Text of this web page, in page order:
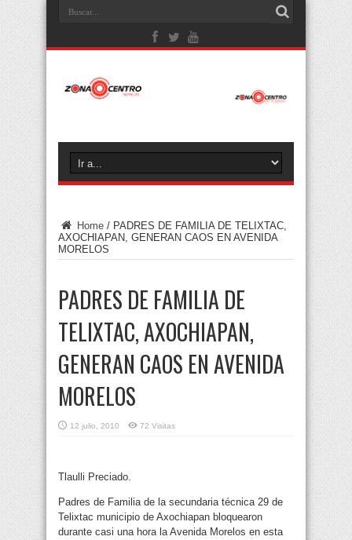
Home / PADRES DE FAMILIA DE TELIXTAC,
AXOCHIAPAN, GENERAN CAOS EN AVENIDA
MORELOS
PADRES DE FAMILIA DE
TELIXTAC, AXOCHIAPAN,
GENERAN CAOS EN AVENIDA
MORELOS
12 julio, 2010 72 Visitas
Tlaulli Preciado.
Padres de Familia de la secundaria técnica 29 de
Telixtac municipio de Axochiapan bloquearon
durante casi una hora la Avenida Morelos en esta